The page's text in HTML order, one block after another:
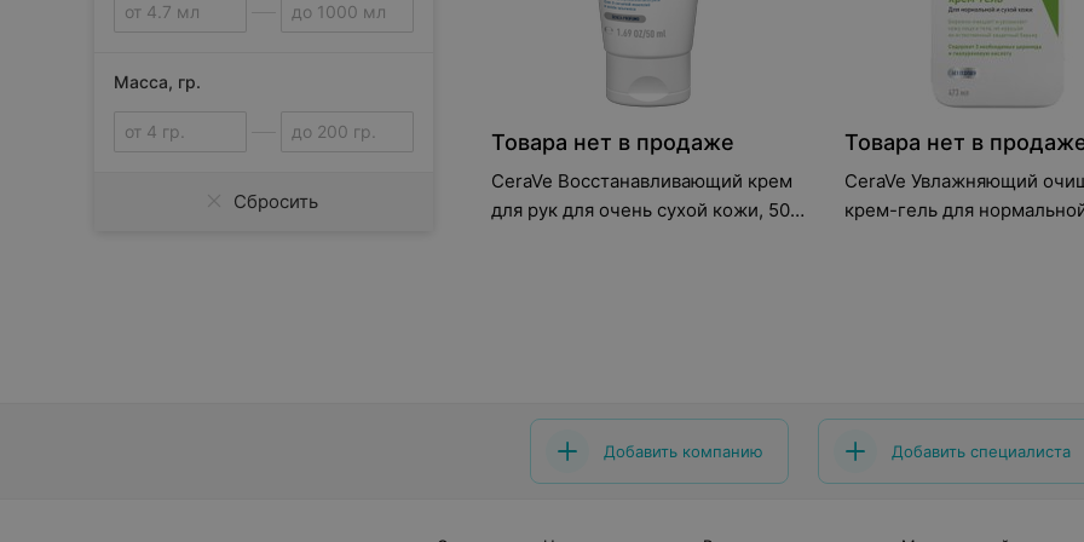
Масса, гр.
Сбросить
Товара нет в продаже
CeraVe Восстанавливающий крем
для рук для очень сухой кожи, 50
Товара нет в
CeraVe Увлажняющий
крем-гель для нормальной
Добавить компанию Добавить специалиста